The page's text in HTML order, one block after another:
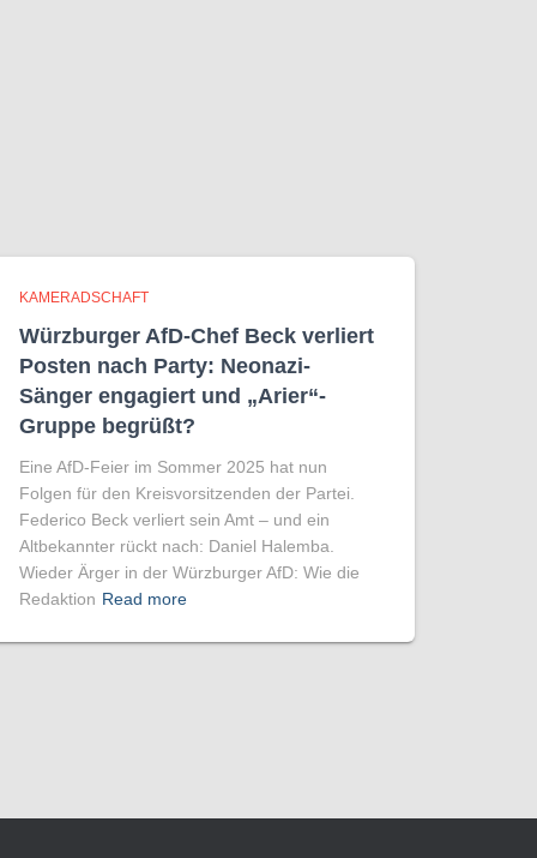
KAMERADSCHAFT
Würzburger AfD-Chef Beck verliert
Posten nach Party: Neonazi-
Sänger engagiert und „Arier“-
Gruppe begrüßt?
Eine AfD-Feier im Sommer 2025 hat nun
Folgen für den Kreisvorsitzenden der Partei.
Federico Beck verliert sein Amt – und ein
Altbekannter rückt nach: Daniel Halemba.
Wieder Ärger in der Würzburger AfD: Wie die
Redaktion Read more